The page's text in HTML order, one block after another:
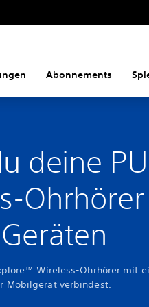
Abonnements
deine
Wireless-Ohrhörer mit
Mobilgerät verbindest.